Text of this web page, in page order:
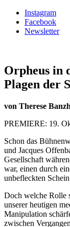
Instagram
Facebook
Newsletter
Orpheus in
Plagen der
von Therese
PREMIERE: 19.
Schon das
und Jacques
Gesellschaft
war, einen durch
unbefleckten
Doch welche Rolle
unserer heutigen
Manipulation
zwischen